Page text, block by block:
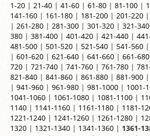
1-20 | 21-40 | 41-60 | 61-80 | 81-100 |
141-160 | 161-180 | 181-200 | 201-220 |
| 261-280 | 281-300 | 301-320 | 321-340
380 | 381-400 | 401-420 | 421-440 |
481-500 | 501-520 | 521-540 | 541-560 |
| 601-620 | 621-640 | 641-660 | 661-680
720 | 721-740 | 741-760 | 761-780 |
821-840 | 841-860 | 861-880 | 881-900 |
| 941-960 | 961-980 | 981-1000 | 1001-
1041-1060 | 1061-1080 | 1081-1100 |
1140 | 1141-1160 | 1161-1180 | 1181-
1221-1240 | 1241-1260 | 1261-1280 |
1320 | 1321-1340 | 1341-1360 | 1361-